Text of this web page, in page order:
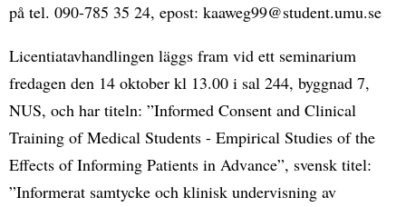
på tel. 090-785 35 24, epost: kaaweg99@student.umu.se
Licentiatavhandlingen läggs fram vid ett seminarium
fredagen den 14 oktober kl 13.00 i sal 244, byggnad 7,
NUS, och har titeln: ”Informed Consent and Clinical
Training of Medical Students - Empirical Studies of the
Effects of Informing Patients in Advance”, svensk titel:
”Informerat samtycke och klinisk undervisning av